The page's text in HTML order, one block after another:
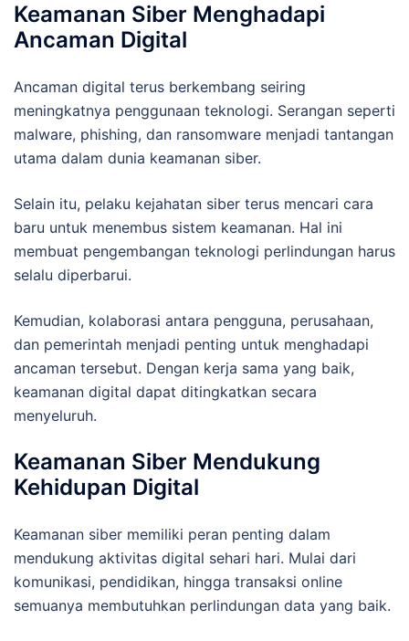
Keamanan Siber Menghadapi
Ancaman Digital
Ancaman digital terus berkembang seiring
meningkatnya penggunaan teknologi. Serangan seperti
malware, phishing, dan ransomware menjadi tantangan
utama dalam dunia keamanan siber.
Selain itu, pelaku kejahatan siber terus mencari cara
baru untuk menembus sistem keamanan. Hal ini
membuat pengembangan teknologi perlindungan harus
selalu diperbarui.
Kemudian, kolaborasi antara pengguna, perusahaan,
dan pemerintah menjadi penting untuk menghadapi
ancaman tersebut. Dengan kerja sama yang baik,
keamanan digital dapat ditingkatkan secara
menyeluruh.
Keamanan Siber Mendukung
Kehidupan Digital
Keamanan siber memiliki peran penting dalam
mendukung aktivitas digital sehari hari. Mulai dari
komunikasi, pendidikan, hingga transaksi online
semuanya membutuhkan perlindungan data yang baik.